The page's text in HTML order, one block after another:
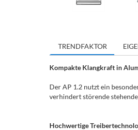
TRENDFAKTOR
Kompakte Klangkraft in
Der AP 1.2 nutzt ein
verhindert störende
Hochwertige